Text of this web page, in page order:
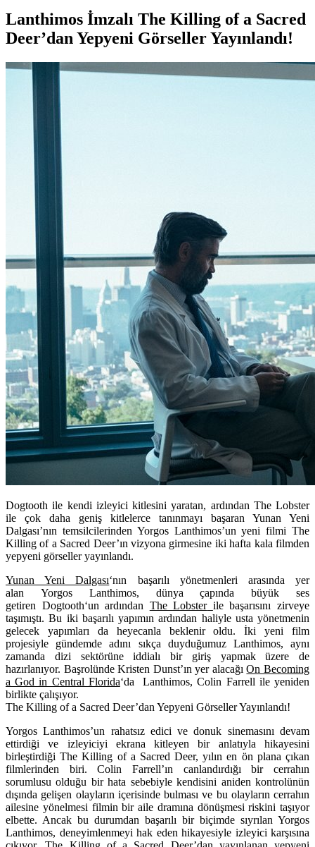
Lanthimos İmzalı The Killing of a Sacred
Deer’dan Yepyeni Görseller Yayınlandı!
Dogtooth ile kendi izleyici kitlesini yaratan, ardından The Lobster
ile çok daha geniş kitlelerce tanınmayı başaran Yunan Yeni
Dalgası’nın temsilcilerinden Yorgos Lanthimos’un yeni filmi The
Killing of a Sacred Deer’ın vizyona girmesine iki hafta kala filmden
yepyeni görseller yayınlandı.
Yunan Yeni Dalgası‘nın başarılı yönetmenleri arasında yer
alan Yorgos Lanthimos, dünya çapında büyük ses
getiren Dogtooth‘un ardından The Lobster ile başarısını zirveye
taşımıştı. Bu iki başarılı yapımın ardından haliyle usta yönetmenin
gelecek yapımları da heyecanla beklenir oldu. İki yeni film
projesiyle gündemde adını sıkça duyduğumuz Lanthimos, aynı
zamanda dizi sektörüne iddialı bir giriş yapmak üzere de
hazırlanıyor. Başrolünde Kristen Dunst’ın yer alacağıOn Becoming
a God in Central Florida‘da Lanthimos, Colin Farrell ile yeniden
birlikte çalışıyor.
The Killing of a Sacred Deer’dan Yepyeni Görseller Yayınlandı!
Yorgos Lanthimos’un rahatsız edici ve donuk sinemasını devam
ettirdiği ve izleyiciyi ekrana kitleyen bir anlatıyla hikayesini
birleştirdiğiThe Killing of a Sacred Deer, yılın en ön plana çıkan
filmlerinden biri. Colin Farrell’ın canlandırdığı bir cerrahın
sorumlusu olduğu bir hata sebebiyle kendisini aniden kontrolünün
dışında gelişen olayların içerisinde bulması ve bu olayların cerrahın
ailesine yönelmesi filmin bir aile dramına dönüşmesi riskini taşıyor
elbette. Ancak bu durumdan başarılı bir biçimde sıyrılan Yorgos
Lanthimos, deneyimlenmeyi hak eden hikayesiyle izleyici karşısına